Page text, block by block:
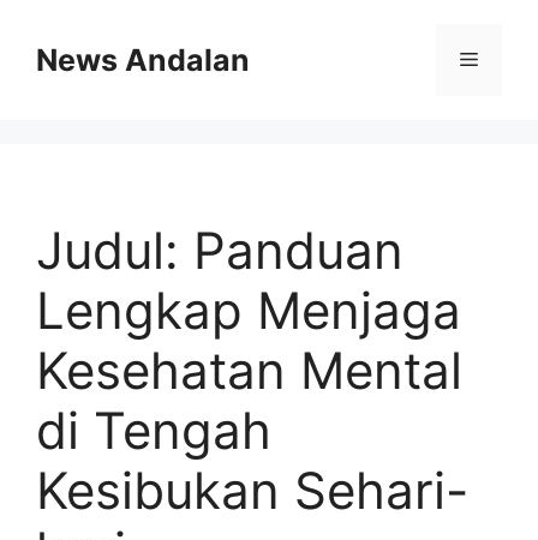
contentNews Andalan Menu
Judul: Panduan
Lengkap Menjaga
Kesehatan Mental
di Tengah
Kesibukan Sehari-